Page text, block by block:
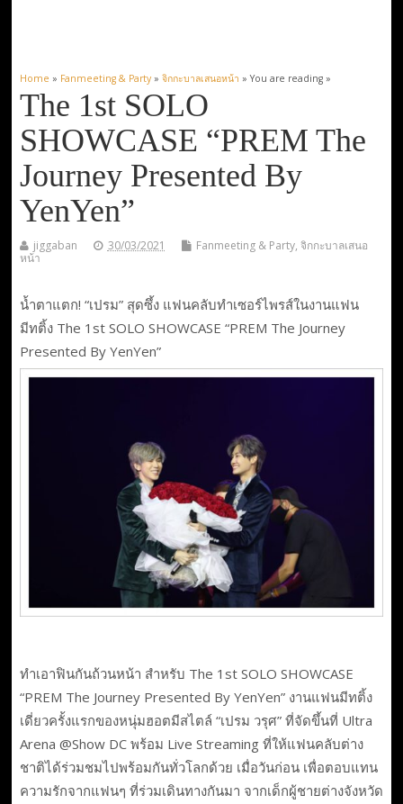
Home » Fanmeeting & Party» จิกกะบาลเสนอหน้า » You are reading »
The 1st SOLO
SHOWCASE “PREM The
Journey Presented By
YenYen”
jiggaban 30/03/2021 Fanmeeting & Party, จิกกะบาลเสนอ
หน้า
น้ำตาแตก! “เปรม” สุดซึ้ง แฟนคลับทำเซอร์ไพรส์ในงานแฟน
มีทติ้ง The 1st SOLO SHOWCASE “PREM The Journey
Presented By YenYen”
ทำเอาฟินกันถ้วนหน้า สำหรับ The 1st SOLO SHOWCASE
“PREM The Journey Presented By YenYen” งานแฟนมีทติ้ง
เดี่ยวครั้งแรกของหนุ่มฮอตมีสไตล์ “เปรม วรุศ” ที่จัดขึ้นที่ Ultra
Arena @Show DC พร้อม Live Streaming ที่ให้แฟนคลับต่าง
ชาติได้ร่วมชมไปพร้อมกันทั่วโลกด้วย เมื่อวันก่อน เพื่อตอบแทน
ความรักจากแฟนๆ ที่ร่วมเดินทางกันมา จากเด็กผู้ชายต่างจังหวัด